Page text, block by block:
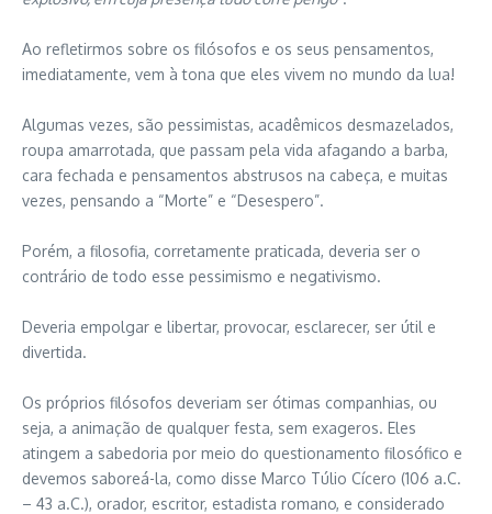
Ao refletirmos sobre os filósofos e os seus pensamentos,
imediatamente, vem à tona que eles vivem no mundo da lua!
Algumas vezes, são pessimistas, acadêmicos desmazelados,
roupa amarrotada, que passam pela vida afagando a barba,
cara fechada e pensamentos abstrusos na cabeça, e muitas
vezes, pensando a “Morte” e “Desespero”.
Porém, a filosofia, corretamente praticada, deveria ser o
contrário de todo esse pessimismo e negativismo.
Deveria empolgar e libertar, provocar, esclarecer, ser útil e
divertida.
Os próprios filósofos deveriam ser ótimas companhias, ou
seja, a animação de qualquer festa, sem exageros. Eles
atingem a sabedoria por meio do questionamento filosófico e
devemos saboreá-la, como disse Marco Túlio Cícero (106 a.C.
– 43 a.C.), orador, escritor, estadista romano, e considerado